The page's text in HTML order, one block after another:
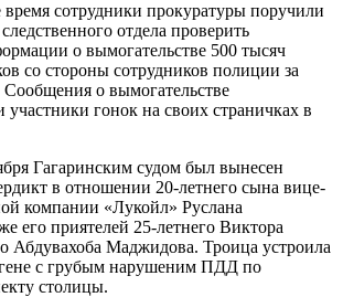
сотрудники прокуратуры поручили
отдела проверить
о вымогательстве 500 тысяч
со стороны сотрудников полиции за
о вымогательстве
участники гонок на своих страничках в
Гагаринским судом был вынесен
в отношении 20-летнего сына вице-
компании «Лукойл» Руслана
его приятелей 25-летнего Виктора
Абдувахоба Маджидова. Троица устроила
с грубым нарушеним ПДД по
столицы.